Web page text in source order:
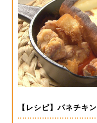
【レシピ】パネチキン